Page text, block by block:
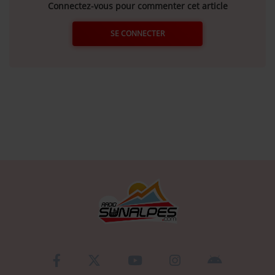
Connectez-vous pour commenter cet article
SE CONNECTER